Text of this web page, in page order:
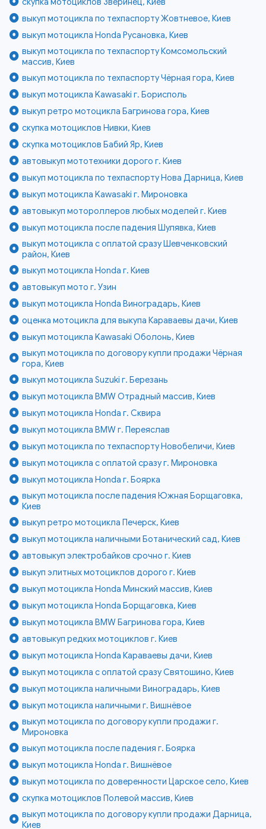
выкуп мотоцикла по техпаспорту Жовтневое, Киев
выкуп мотоцикла Honda Русановка, Киев
выкуп мотоцикла по техпаспорту Комсомольский
массив, Киев
выкуп мотоцикла по техпаспорту Чёрная гора, Киев
выкуп мотоцикла Kawasaki г. Борисполь
выкуп ретро мотоцикла Багринова гора, Киев
скупка мотоциклов Нивки, Киев
скупка мотоциклов Бабий Яр, Киев
автовыкуп мототехники дорого г. Киев
выкуп мотоцикла по техпаспорту Нова Дарница, Киев
выкуп мотоцикла Kawasaki г. Мироновка
автовыкуп мотороллеров любых моделей г. Киев
выкуп мотоцикла после падения Шулявка, Киев
выкуп мотоцикла с оплатой сразу Шевченковский
район, Киев
выкуп мотоцикла Honda г. Киев
автовыкуп мото г. Узин
выкуп мотоцикла Honda Виноградарь, Киев
оценка мотоцикла для выкупа Караваевы дачи, Киев
выкуп мотоцикла Kawasaki Оболонь, Киев
выкуп мотоцикла по договору купли продажи Чёрная
гора, Киев
выкуп мотоцикла Suzuki г. Березань
выкуп мотоцикла BMW Отрадный массив, Киев
выкуп мотоцикла Honda г. Сквира
выкуп мотоцикла BMW г. Переяслав
выкуп мотоцикла по техпаспорту Новобеличи, Киев
выкуп мотоцикла с оплатой сразу г. Мироновка
выкуп мотоцикла Honda г. Боярка
выкуп мотоцикла после падения Южная Борщаговка,
Киев
выкуп ретро мотоцикла Печерск, Киев
выкуп мотоцикла наличными Ботанический сад, Киев
автовыкуп электробайков срочно г. Киев
выкуп элитных мотоциклов дорого г. Киев
выкуп мотоцикла Honda Минский массив, Киев
выкуп мотоцикла Honda Борщаговка, Киев
выкуп мотоцикла BMW Багринова гора, Киев
автовыкуп редких мотоциклов г. Киев
выкуп мотоцикла Honda Караваевы дачи, Киев
выкуп мотоцикла с оплатой сразу Святошино, Киев
выкуп мотоцикла наличными Виноградарь, Киев
выкуп мотоцикла наличными г. Вишнёвое
выкуп мотоцикла по договору купли продажи г.
Мироновка
выкуп мотоцикла после падения г. Боярка
выкуп мотоцикла Honda г. Вишнёвое
выкуп мотоцикла по доверенности Царское село, Киев
скупка мотоциклов Полевой массив, Киев
выкуп мотоцикла по договору купли продажи Дарница,
Киев